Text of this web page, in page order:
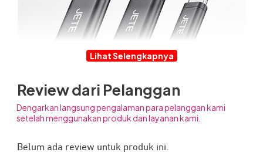
Lihat Selengkapnya
Review dari Pelanggan
Dengarkan langsung pengalaman para pelanggan kami
setelah menggunakan produk dan layanan kami.
Belum ada review untuk produk ini.